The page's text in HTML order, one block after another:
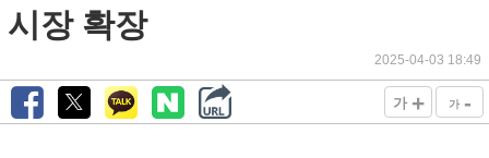
시장 확장
2025-04-03 18:49
가 + 가 -